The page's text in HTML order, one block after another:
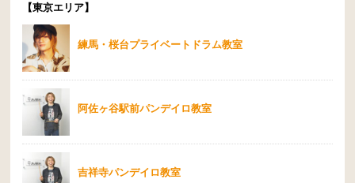
【東京エリア】
練馬・桜台プライベートドラム教室
阿佐ヶ谷駅前パンデイロ教室
吉祥寺パンデイロ教室